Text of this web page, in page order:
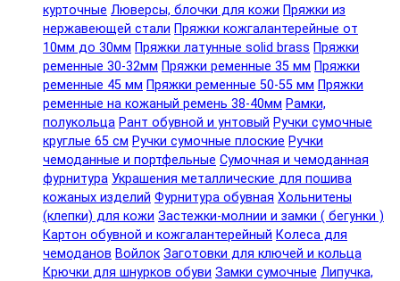
курточные Люверсы, блочки для кожи Пряжки из
нержавеющей стали Пряжки кожгалантерейные от
10мм до 30мм Пряжки латунные solid brass Пряжки
ременные 30-32мм Пряжки ременные 35 мм Пряжки
ременные 45 мм Пряжки ременные 50-55 мм Пряжки
ременные на кожаный ремень 38-40мм Рамки,
полукольца Рант обувной и унтовый Ручки сумочные
круглые 65 см Ручки сумочные плоские Ручки
чемоданные и портфельные Сумочная и чемоданная
фурнитура Украшения металлические для пошива
кожаных изделий Фурнитура обувная Хольнитены
(клепки) для кожи Застежки-молнии и замки ( бегунки )
Картон обувной и кожгалантерейный Колеса для
чемоданов Войлок Заготовки для ключей и кольца
Крючки для шнурков обуви Замки сумочные Липучка,